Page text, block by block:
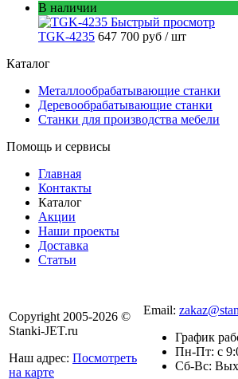
В наличии
Быстрый просмотр
TGK-4235 647 700 руб / шт
Каталог
Металлообрабатывающие станки
Деревообрабатывающие станки
Станки для производства мебели
Помощь и сервисы
Главная
Контакты
Каталог
Акции
Наши проекты
Доставка
Статьи
Copyright 2005-2026 ©
Stanki-JET.ru
Наш адрес: Посмотреть
на карте
Email:
График
Пн-Пт: с
Сб-Вс: